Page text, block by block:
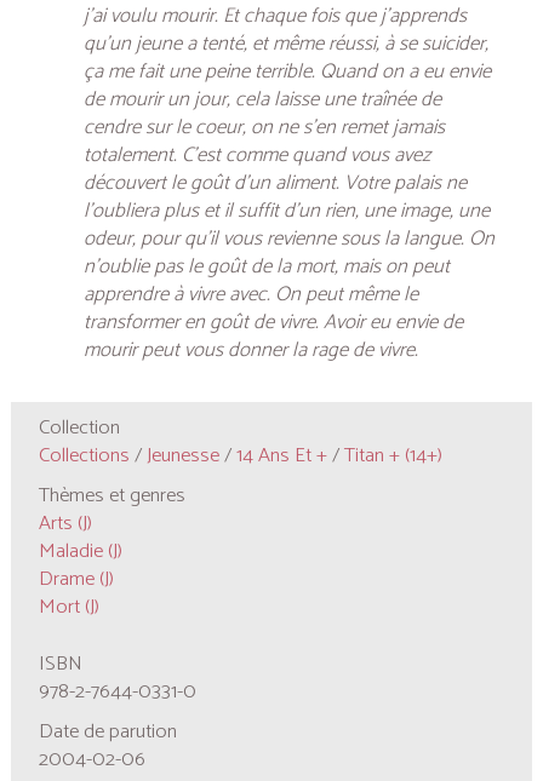
j’ai voulu mourir. Et chaque fois que j’apprends
qu’un jeune a tenté, et même réussi, à se suicider,
ça me fait une peine terrible. Quand on a eu envie
de mourir un jour, cela laisse une traînée de
cendre sur le coeur, on ne s’en remet jamais
totalement. C’est comme quand vous avez
découvert le goût d’un aliment. Votre palais ne
l’oubliera plus et il suffit d’un rien, une image, une
odeur, pour qu’il vous revienne sous la langue. On
n’oublie pas le goût de la mort, mais on peut
apprendre à vivre avec. On peut même le
transformer en goût de vivre. Avoir eu envie de
mourir peut vous donner la rage de vivre.
Collection
Collections/Jeunesse/14 Ans Et +/Titan + (14+)
Thèmes et genres
Arts (J)
Maladie (J)
Drame (J)
Mort (J)
ISBN
978-2-7644-0331-0
Date de parution
2004-02-06